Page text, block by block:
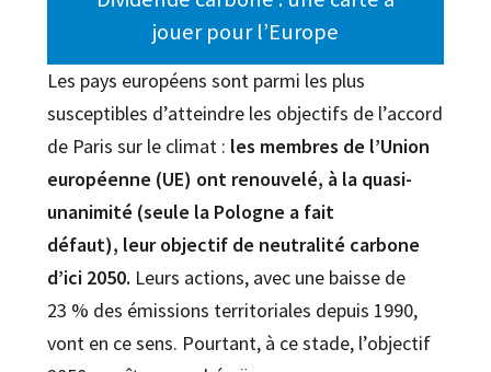
jouer pour l’Europe
Les pays européens sont parmi les plus
susceptibles d’atteindre les objectifs de l’accord
de Paris sur le climat : les membres de l’Union
européenne (UE) ont renouvelé, à la quasi-
unanimité (seule la Pologne a fait
défaut), leur objectif de neutralité carbone
d’ici 2050. Leurs actions, avec une baisse de
23 % des émissions territoriales depuis 1990,
vont en ce sens. Pourtant, à ce stade, l’objectif